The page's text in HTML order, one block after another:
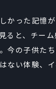
かった記憶
ると、チー
今の子供た
ない体験、